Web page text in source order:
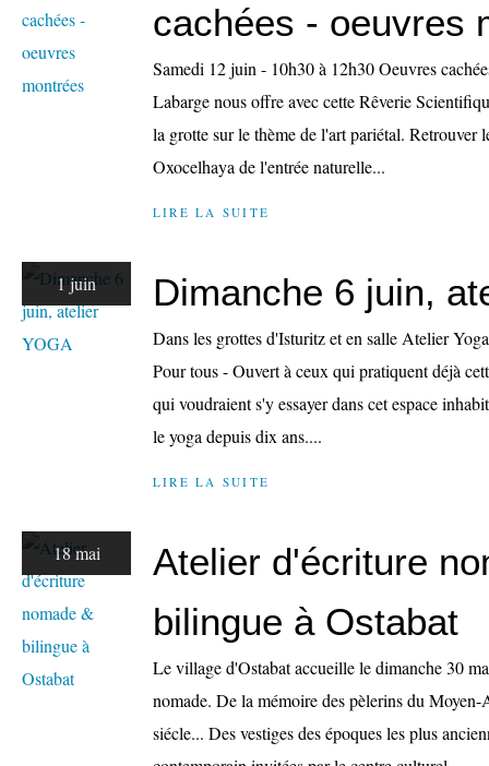
cachées - oeuvres
Samedi 12 juin - 10h30 à 12h30 Oeuvres
Labarge nous offre avec cette Rêverie
la grotte sur le thème de l'art pariétal. Retrouver
Oxocelhaya de l'entrée naturelle...
LIRE LA SUITE
1 juin Dimanche 6 juin,
Dans les grottes d'Isturitz et en salle Atelier
Pour tous - Ouvert à ceux qui pratiquent déjà
qui voudraient s'y essayer dans cet espace
le yoga depuis dix ans....
LIRE LA SUITE
18 mai
Atelier d'écriture
bilingue à Ostabat
Le village d'Ostabat accueille le dimanche 30
nomade. De la mémoire des pèlerins du
siécle... Des vestiges des époques les plus